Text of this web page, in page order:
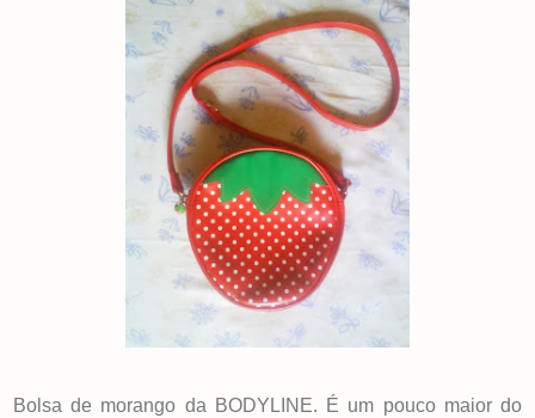
Bolsa de morango da BODYLINE. É um pouco maior do